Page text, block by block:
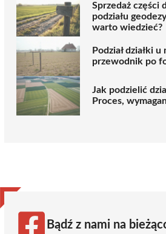
Sprzedaż części
podziału
warto wiedzieć?
Podział działki
przewodnik po
Jak podzielić
Proces,
Bądź z nami na